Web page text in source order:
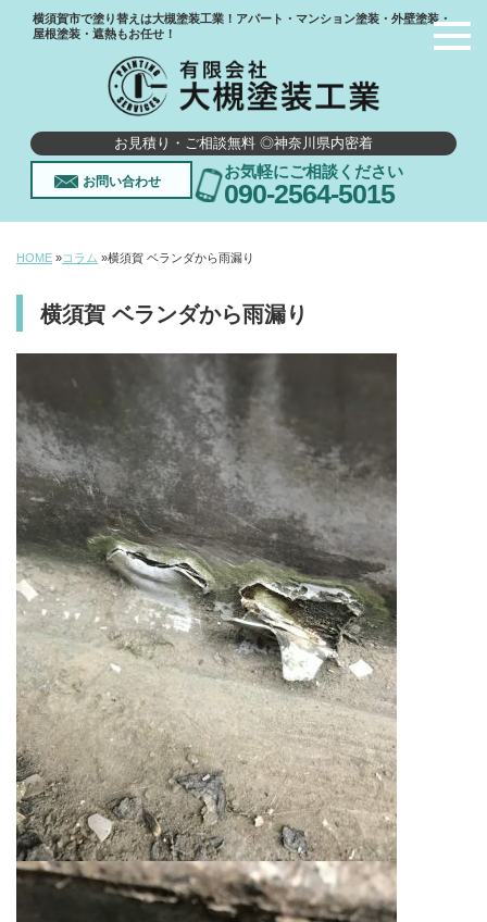
横須賀市で塗り替えは大槻塗装工業！アパート・マンション塗装・外壁塗装・
屋根塗装・遮熱もお任せ！
お見積り・ご相談無料 ◎神奈川県内密着
お問い合わせ
お気軽にご相談ください
090-2564-5015
HOME »コラム »横須賀 ベランダから雨漏り
横須賀 ベランダから雨漏り